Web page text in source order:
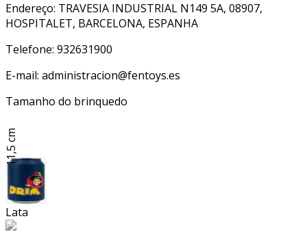
Endereço: TRAVESIA INDUSTRIAL N149 5A, 08907,
HOSPITALET, BARCELONA, ESPANHA
Telefone: 932631900
E-mail: administracion@fentoys.es
Tamanho do brinquedo
11,5 cm
Lata